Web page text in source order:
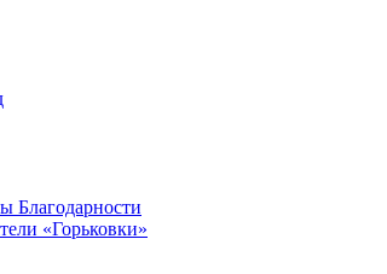
Благодарности
«Горьковки»